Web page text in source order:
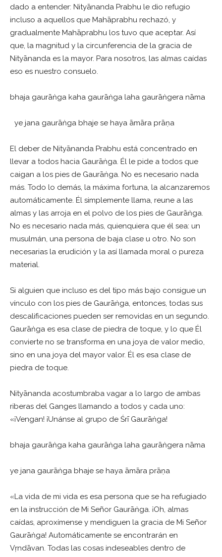
dado a entender: Nityānanda Prabhu le dio refugio
incluso a aquellos que Mahāprabhu rechazó, y
gradualmente Mahāprabhu los tuvo que aceptar. Así
que, la magnitud y la circunferencia de la gracia de
Nityānanda es la mayor. Para nosotros, las almas caídas
eso es nuestro consuelo.
bhaja gaurāṅga kaha gaurāṅga laha gaurāṅgera nāma
ye jana gaurāṅga bhaje se haya āmāra prāṇa
El deber de Nityānanda Prabhu está concentrado en
llevar a todos hacia Gaurāṅga. Él le pide a todos que
caigan a los pies de Gaurāṅga. No es necesario nada
más. Todo lo demás, la máxima fortuna, la alcanzaremos
automáticamente. Él simplemente llama, reune a las
almas y las arroja en el polvo de los pies de Gaurāṅga.
No es necesario nada más, quienquiera que él sea: un
musulmán, una persona de baja clase u otro. No son
necesarias la erudición y la así llamada moral o pureza
material.
Si alguien que incluso es del tipo más bajo consigue un
vínculo con los pies de Gaurāṅga, entonces, todas sus
descalificaciones pueden ser removidas en un segundo.
Gaurāṅga es esa clase de piedra de toque, y lo que Él
convierte no se transforma en una joya de valor medio,
sino en una joya del mayor valor. Él es esa clase de
piedra de toque.
Nityānanda acostumbraba vagar a lo largo de ambas
riberas del Ganges llamando a todos y cada uno:
«¡Vengan! ¡Unánse al grupo de Śrī Gaurāṅga!
bhaja gaurāṅga kaha gaurāṅga laha gaurāṅgera nāma
ye jana gaurāṅga bhaje se haya āmāra prāṇa
«La vida de mi vida es esa persona que se ha refugiado
en la instrucción de Mi Señor Gaurāṅga. ¡Oh, almas
caídas, aproxímense y mendiguen la gracia de Mi Señor
Gaurāṅga! Automáticamente se encontrarán en
Vṛndāvan. Todas las cosas indeseables dentro de